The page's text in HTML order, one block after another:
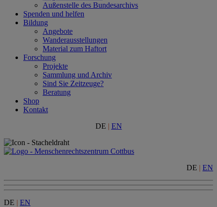
Außenstelle des Bundesarchivs
Spenden und helfen
Bildung
Angebote
Wanderausstellungen
Material zum Haftort
Forschung
Projekte
Sammlung und Archiv
Sind Sie Zeitzeuge?
Beratung
Shop
Kontakt
DE | EN
DE | EN
DE | EN